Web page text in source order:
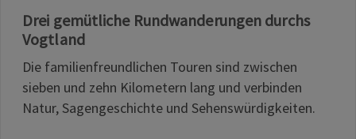
Drei gemütliche Rundwanderungen durchs
Vogtland
Die familienfreundlichen Touren sind zwischen
sieben und zehn Kilometern lang und verbinden
Natur, Sagengeschichte und Sehenswürdigkeiten.